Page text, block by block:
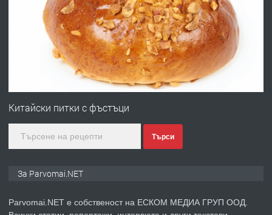
Войвода"
преди 1 година
Монтажник на малки детайли за
Китайски питки с фъстъци
Търси
За Parvomai.NET
Parvomai.NET е собственост на ЕСКОМ МЕДИА ГРУП ООД.